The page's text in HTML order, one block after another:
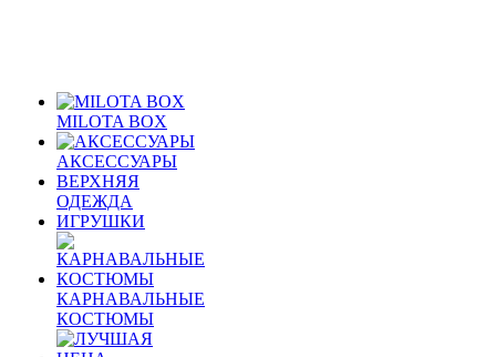
MILOTA BOX
АКСЕССУАРЫ
ВЕРХНЯЯ
ОДЕЖДА
ИГРУШКИ
КАРНАВАЛЬНЫЕ
КОСТЮМЫ